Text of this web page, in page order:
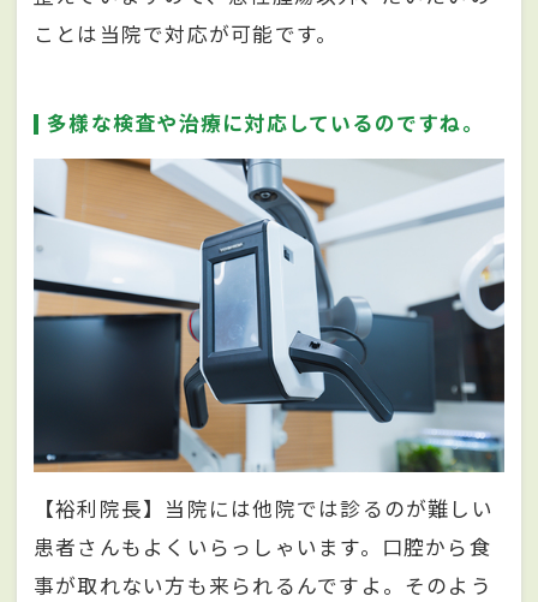
ことは当院で対応が可能です。
多様な検査や治療に対応しているのですね。
【裕利院長】当院には他院では診るのが難しい
患者さんもよくいらっしゃいます。口腔から食
事が取れない方も来られるんですよ。そのよう